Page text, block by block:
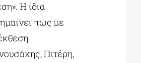
Η ίδια
πως με
Πιτέρη,